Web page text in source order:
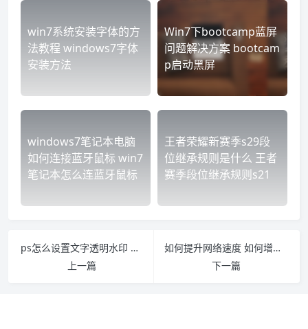
win7系统安装字体的方
法教程 windows7字体
安装方法
Win7下bootcamp蓝屏
问题解决方案 bootcam
p启动黑屏
windows7笔记本电脑
如何连接蓝牙鼠标 win7
笔记本怎么连蓝牙鼠标
王者荣耀新赛季s29段
位继承规则是什么 王者
赛季段位继承规则s21
ps怎么设置文字透明水印 ps怎么设置文字透明度
上一篇
如何提升网络速度 如何增加网络速度
下一篇